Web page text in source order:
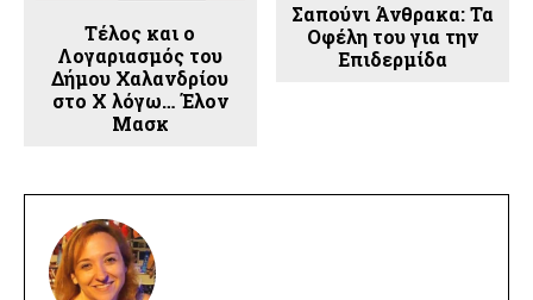
Τέλος και ο
Λογαριασμός του
Δήμου Χαλανδρίου
στο X λόγω… Έλον
Μασκ
Σαπούνι Άνθρακα: Τα
Οφέλη του για την
Επιδερμίδα